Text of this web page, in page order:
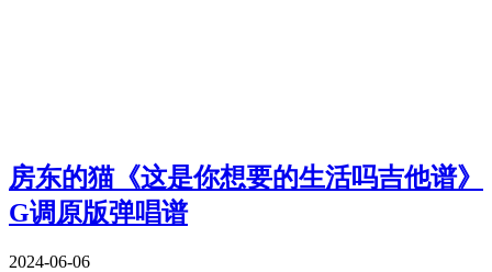
房东的猫《这是你想要的生活吗吉他谱》
G调原版弹唱谱
2024-06-06